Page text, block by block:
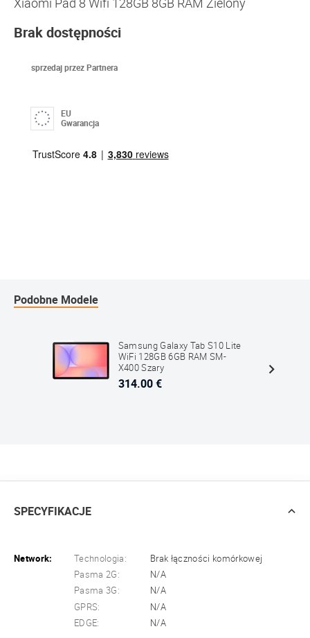
Xiaomi Pad 8 Wifi 128GB 8GB RAM Zielony
Brak dostępności
sprzedaj przez Partnera
EU
Gwarancja
Podobne Modele
Samsung Galaxy Tab S10 Lite
WiFi 128GB 6GB RAM SM-
X400 Szary
314.00 €
SPECYFIKACJE
Network: Technologia:
Brak łączności komórkowej
Pasma 2G:
N/A
Pasma 3G:
N/A
GPRS:
N/A
EDGE:
N/A